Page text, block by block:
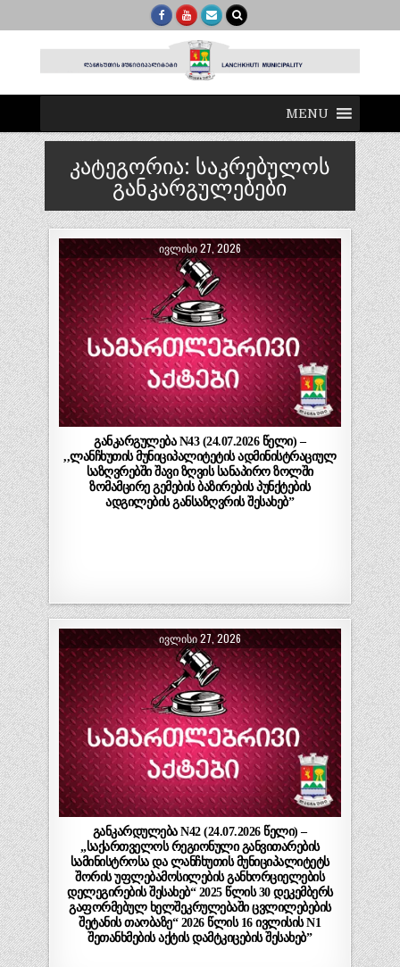
MENU
კატეგორია: საკრებულოს
განკარგულებები
ᲘᲕᲚᲘᲡᲘ 27, 2026
განკარგულება N43 (24.07.2026 წელი) –
,,ლანჩხუთის მუნიციპალიტეტის ადმინისტრაციულ
საზღვრებში შავი ზღვის სანაპირო ზოლში
ზომამცირე გემების ბაზირების პუნქტების
ადგილების განსაზღვრის შესახებ”
ᲘᲕᲚᲘᲡᲘ 27, 2026
განკარდულება N42 (24.07.2026 წელი) –
„საქართველოს რეგიონული განვითარების
სამინისტროსა და ლანჩხუთის მუნიციპალიტეტს
შორის უფლებამოსილების განხორციელების
დელეგირების შესახებ“ 2025 წლის 30 დეკემბერს
გაფორმებულ ხელშეკრულებაში ცვლილებების
შეტანის თაობაზე“ 2026 წლის 16 ივლისის N1
შეთანხმების აქტის დამტკიცების შესახებ”